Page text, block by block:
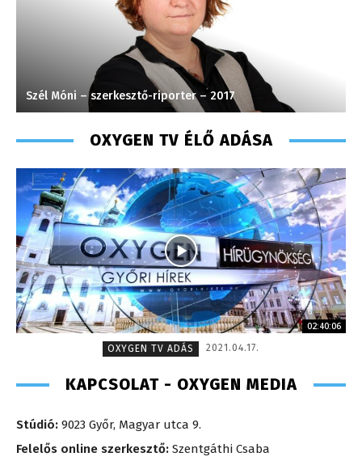
Turi Szilvia- könyvelési asszisztens
OXYGEN TV ÉLŐ ADÁSA
02:40:06
OXYGEN TV ADÁS
2021.04.17.
KAPCSOLAT - OXYGEN MEDIA
Stúdió: 9023 Győr, Magyar utca 9.
Felelős online szerkesztő: Szentgáthi Csaba